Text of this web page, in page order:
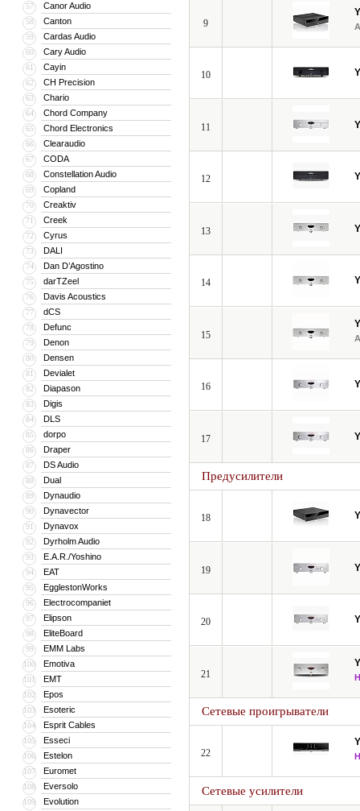
57 Canor Audio
58 Canton
59 Cardas Audio
60 Cary Audio
61 Cayin
62 CH Precision
63 Chario
64 Chord Company
65 Chord Electronics
66 Clearaudio
67 CODA
68 Constellation Audio
69 Copland
70 Creaktiv
71 Creek
72 Cyrus
73 DALI
74 Dan D’Agostino
75 darTZeel
76 Davis Acoustics
77 dCS
78 Defunc
79 Denon
80 Densen
81 Devialet
82 Diapason
83 Digis
84 DLS
85 dorpo
86 Draper
87 DS Audio
88 Dual
89 Dynaudio
90 Dynavector
91 Dynavox
92 Dyrholm Audio
93 E.A.R./Yoshino
94 EAT
95 EgglestonWorks
96 Electrocompaniet
97 Elipson
98 EliteBoard
99 EMM Labs
100 Emotiva
101 EMT
102 Epos
103 Esoteric
104 Esprit Cables
105 Esseci
106 Estelon
107 Euromet
108 Eversolo
109 Evolution
9
10
11
12
13
14
15
16
17
Предусилители
18
19
20
21
Сетевые проигрыватели
22
Сетевые усилители